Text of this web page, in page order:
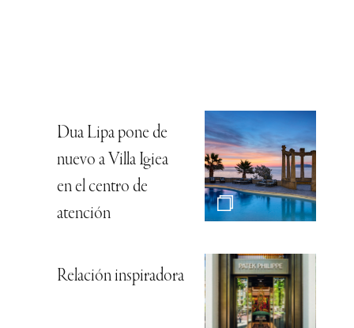
Dua Lipa pone de
nuevo a Villa Igiea
en el centro de
atención
Relación inspiradora